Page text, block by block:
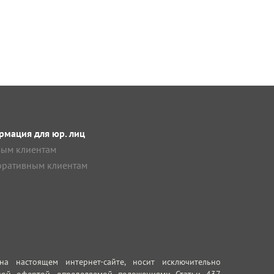
для юр. лиц
клиентам
клиентам
интернет-сайте, носит исключительно